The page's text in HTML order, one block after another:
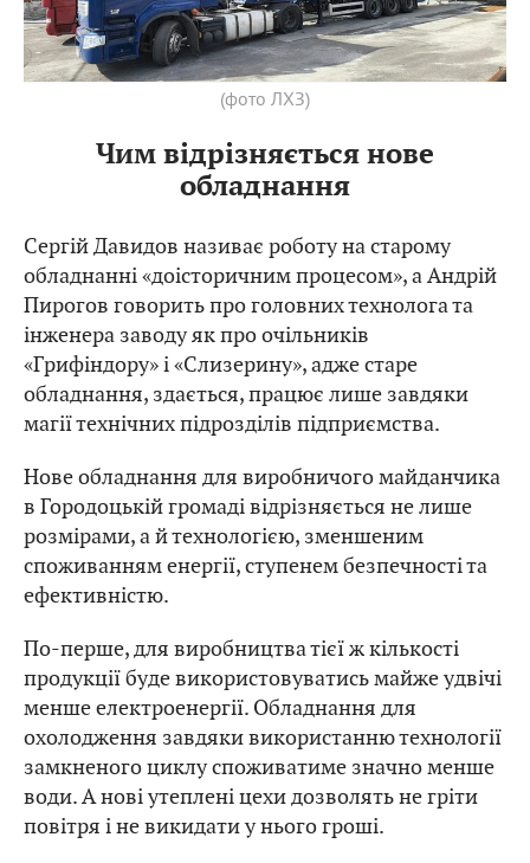
(фото ЛХЗ)
Чим відрізняється нове
обладнання
Сергій Давидов називає роботу на старому
обладнанні «доісторичним процесом», а Андрій
Пирогов говорить про головних технолога та
інженера заводу як про очільників
«Грифіндору» і «Слизерину», адже старе
обладнання, здається, працює лише завдяки
магії технічних підрозділів підприємства.
Нове обладнання для виробничого майданчика
в Городоцькій громаді відрізняється не лише
розмірами, а й технологією, зменшеним
споживанням енергії, ступенем безпечності та
ефективністю.
По-перше, для виробництва тієї ж кількості
продукції буде використовуватись майже удвічі
менше електроенергії. Обладнання для
охолодження завдяки використанню технології
замкненого циклу споживатиме значно менше
води. А нові утеплені цехи дозволять не гріти
повітря і не викидати у нього гроші.